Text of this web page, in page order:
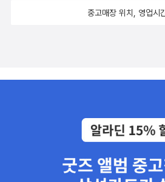
중고매장 위치, 영업시